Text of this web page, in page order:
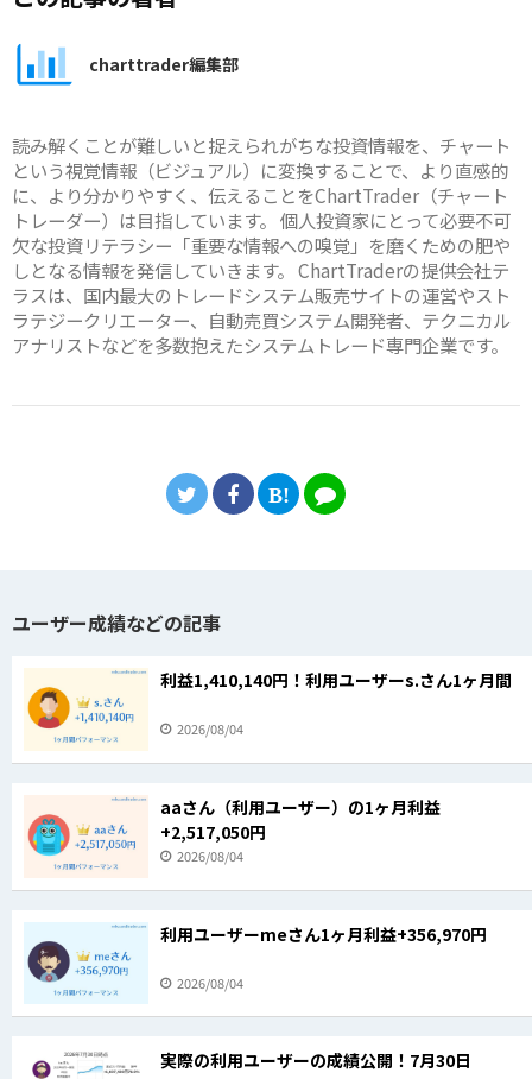
charttrader編集部
読み解くことが難しいと捉えられがちな投資情報を、チャート
という視覚情報（ビジュアル）に変換することで、より直感的
に、より分かりやすく、伝えることをChartTrader（チャート
トレーダー）は目指しています。 個人投資家にとって必要不可
欠な投資リテラシー「重要な情報への嗅覚」を磨くための肥や
しとなる情報を発信していきます。 ChartTraderの提供会社テ
ラスは、国内最大のトレードシステム販売サイトの運営やスト
ラテジークリエーター、自動売買システム開発者、テクニカル
アナリストなどを多数抱えたシステムトレード専門企業です。
ユーザー成績などの記事
利益1,410,140円！利用ユーザーs.さん1ヶ月間
2026/08/04
aaさん（利用ユーザー）の1ヶ月利益
+2,517,050円
2026/08/04
利用ユーザーmeさん1ヶ月利益+356,970円
2026/08/04
実際の利用ユーザーの成績公開！7月30日